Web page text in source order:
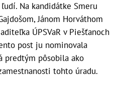
Na kandidátke Smeru
Jánom Horváthom
ÚPSVaR v Piešťanoch
post ju nominovala
predtým pôsobila ako
tohto úradu.